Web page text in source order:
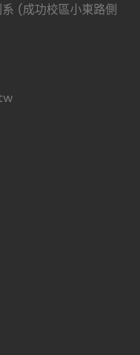
系 (成功校區小東路側